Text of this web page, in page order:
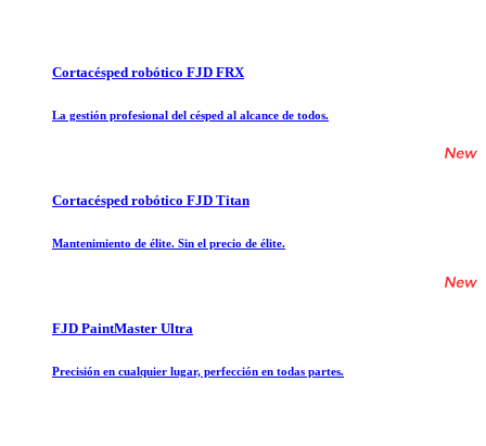
Cortacésped robótico FJD FRX
La gestión profesional del césped al alcance de todos.
Cortacésped robótico FJD Titan
Mantenimiento de élite. Sin el precio de élite.
FJD PaintMaster Ultra
Precisión en cualquier lugar, perfección en todas partes.